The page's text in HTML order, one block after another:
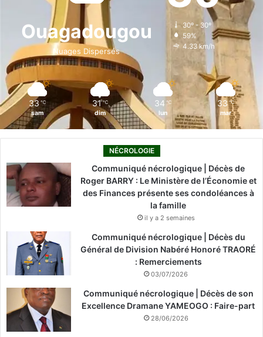
o
k
i
n
g
r
k
Ouagadougou
Nuages Dispersés
30º - 30º
59%
4.33 km/h
33 ℃
sam
31 ℃
dim
34 ℃
lun
33 ℃
mar
NÉCROLOGIE
Communiqué nécrologique | Décès de
Roger BARRY : Le Ministère de l’Économie et
des Finances présente ses condoléances à
la famille
il y a 2 semaines
Communiqué nécrologique | Décès du
Général de Division Nabéré Honoré TRAORÉ
: Remerciements
03/07/2026
Communiqué nécrologique | Décès de son
Excellence Dramane YAMEOGO : Faire-part
28/06/2026